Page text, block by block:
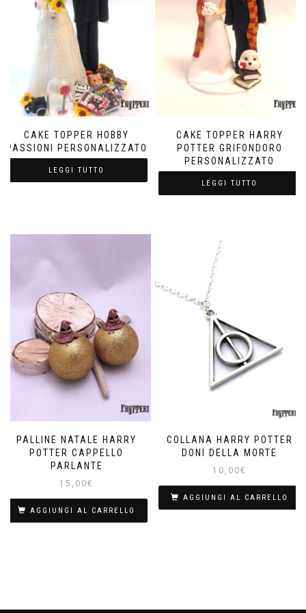
CAKE TOPPER HOBBY
PASSIONI PERSONALIZZATO
LEGGI TUTTO
CAKE TOPPER HARRY
POTTER GRIFONDORO
PERSONALIZZATO
LEGGI TUTTO
PALLINE NATALE HARRY
POTTER CAPPELLO
PARLANTE
15,00€
AGGIUNGI AL CARRELLO
COLLANA HARRY POTTER
DONI DELLA MORTE
10,00€
AGGIUNGI AL CARRELLO